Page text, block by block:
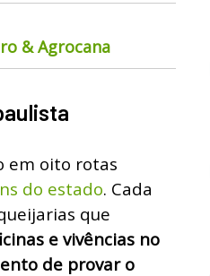
& Agrocana
em oito rotas
do estado. Cada
que
e vivências no
de provar o